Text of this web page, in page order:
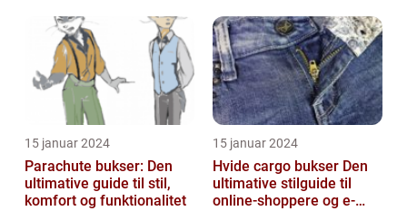
talje og ...
15 januar 2024
Parachute bukser: Den
ultimative guide til stil,
komfort og funktionalitet
15 januar 2024
Hvide cargo bukser Den
ultimative stilguide til
online-shoppere og e-